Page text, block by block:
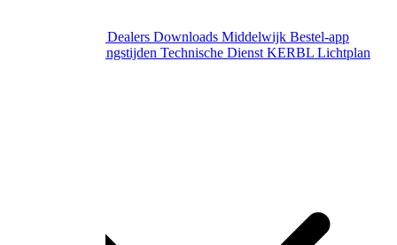
Dealers Downloads Middelwijk Bestel-app
Gewijzigde openingstijden Technische Dienst KERBL Lichtplan